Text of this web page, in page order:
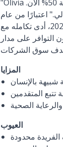
"Olivia هو مسؤول التوظيف الأمامي لدينا على مدار الساعة طوال أيام الأسبوع. نحن نملأ الوظائف بالساعة أسرع بنسبة 50% الآن.
التالي." اعتبارًا من عام
2026، أدى تكامله مع Workday إلى تعميق انتشاره في الشركات، حيث أبلغ عملاء مثل McDonald's عن انخفاض بنسبة 60% في
على مدار
المزايا
بالإنسان
الصحية
العيوب
محدودة